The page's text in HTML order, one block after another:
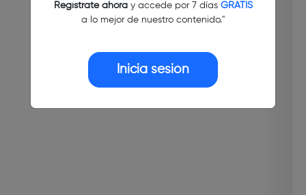
Regístrate ahoray accede por 7 días GRATIS
a lo mejor de nuestro contenido."
Inicia sesión